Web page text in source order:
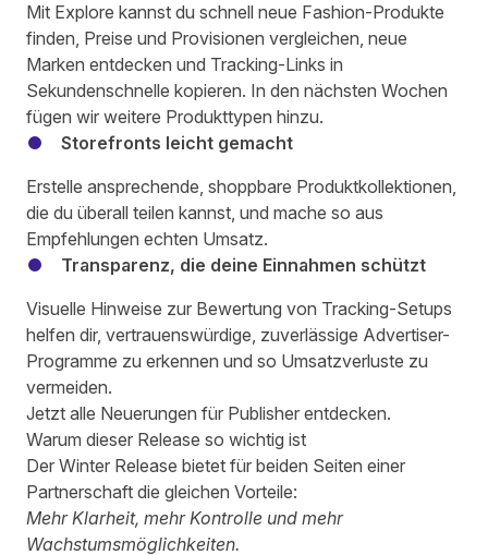
Mit Explore kannst du schnell neue Fashion-Produkte
finden, Preise und Provisionen vergleichen, neue
Marken entdecken und Tracking-Links in
Sekundenschnelle kopieren. In den nächsten Wochen
fügen wir weitere Produkttypen hinzu.
Storefronts leicht gemacht
Erstelle ansprechende, shoppbare Produktkollektionen,
die du überall teilen kannst, und mache so aus
Empfehlungen echten Umsatz.
Transparenz, die deine Einnahmen schützt
Visuelle Hinweise zur Bewertung von Tracking-Setups
helfen dir, vertrauenswürdige, zuverlässige Advertiser-
Programme zu erkennen und so Umsatzverluste zu
vermeiden.
Jetzt alle Neuerungen für Publisher entdecken.
Warum dieser Release so wichtig ist
Der Winter Release bietet für beiden Seiten einer
Partnerschaft die gleichen Vorteile:
Mehr Klarheit, mehr Kontrolle und mehr
Wachstumsmöglichkeiten.